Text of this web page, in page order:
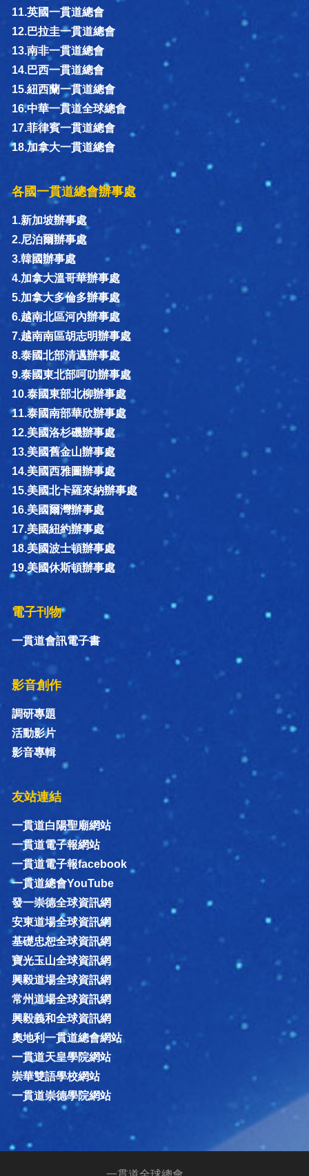
11.英國一貫道總會
12.巴拉圭一貫道總會
13.南非一貫道總會
14.巴西一貫道總會
15.紐西蘭一貫道總會
16.中華一貫道全球總會
17.菲律賓一貫道總會
18.加拿大一貫道總會
各國一貫道總會辦事處
1.新加坡辦事處
2.尼泊爾辦事處
3.韓國辦事處
4.加拿大溫哥華辦事處
5.加拿大多倫多辦事處
6.越南北區河內辦事處
7.越南南區胡志明辦事處
8.泰國北部清邁辦事處
9.泰國東北部呵叻辦事處
10.泰國東部北柳辦事處
11.泰國南部華欣辦事處
12.美國洛杉磯辦事處
13.美國舊金山辦事處
14.美國西雅圖辦事處
15.美國北卡羅來納辦事處
16.美國爾灣辦事處
17.美國紐約辦事處
18.美國波士頓辦事處
19.美國休斯頓辦事處
電子刊物
一貫道會訊電子書
影音創作
調研專題
活動影片
影音專輯
友站連結
一貫道白陽聖廟網站
一貫道電子報網站
一貫道電子報facebook
一貫道總會YouTube
發一崇德全球資訊網
安東道場全球資訊網
基礎忠恕全球資訊網
寶光玉山全球資訊網
興毅道場全球資訊網
常州道場全球資訊網
興毅義和全球資訊網
奧地利一貫道總會網站
一貫道天皇學院網站
崇華雙語學校網站
一貫道崇德學院網站